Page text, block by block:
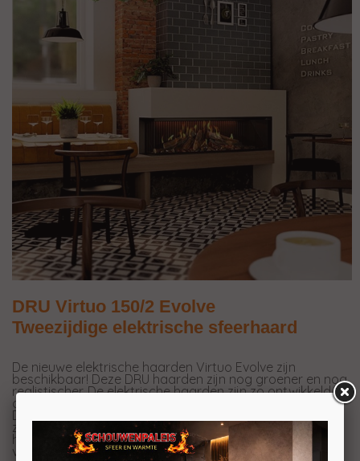
DRU Virtuo 150/2 Evolve
Tweezijdige elektrische sfeerhaard
De nieuwe elektrische haarden Virtuo Evolve zijn
beschikbaar! Deze DRU haarden zijn nog groener en nog
realistischer. De elektrische haarden zijn zo ontwikkeld
dat het vuur bijna niet te onderscheiden is van echt vuur.
De Zo ervaar je een volledige vuurbeleving in 3D, maar
zonder de uitstoot. Deze DRU Virtuo 150/2 Evolve
hoekhaard is zowel in een linkse als rechtse opstelling
verkrijgbaar.